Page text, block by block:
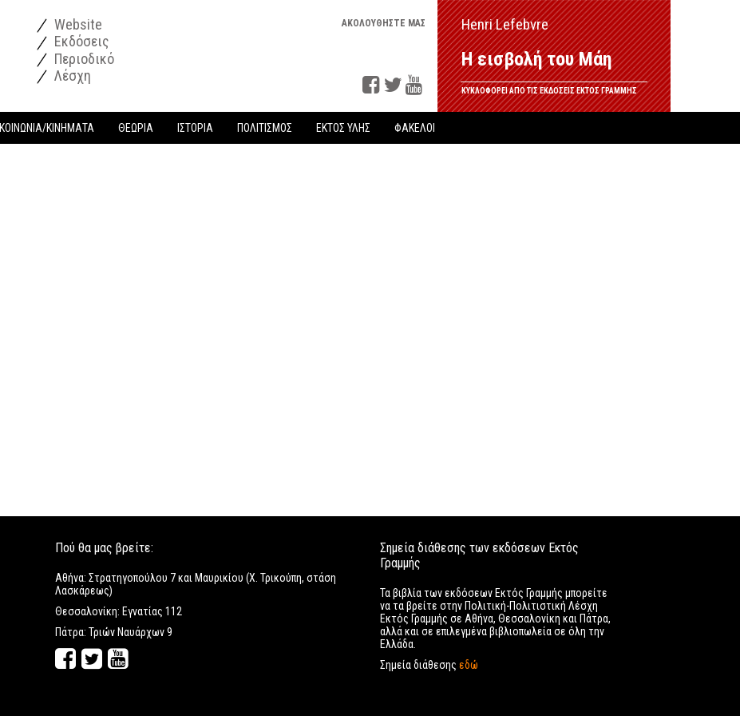
Website
Εκδόσεις
Περιοδικό
Λέσχη
ΑΚΟΛΟΥΘΗΣΤΕ ΜΑΣ Henri Lefebvre
Η εισβολή του Μάη
ΚΥΚΛΟΦΟΡΕΙ ΑΠΟ ΤΙΣ ΕΚΔΟΣΕΙΣ ΕΚΤΟΣ ΓΡΑΜΜΗΣ
ΚΟΙΝΩΝΙΑ/ΚΙΝΗΜΑΤΑ ΘΕΩΡΙΑ ΙΣΤΟΡΙΑ ΠΟΛΙΤΙΣΜΟΣ ΕΚΤΟΣ ΥΛΗΣ ΦΑΚΕΛΟΙ
Πού θα μας βρείτε:
Αθήνα: Στρατηγοπούλου 7 και Μαυρικίου (Χ. Τρικούπη, στάση
Λασκάρεως)
Θεσσαλονίκη: Εγνατίας 112
Πάτρα: Τριών Ναυάρχων 9
Σημεία διάθεσης των εκδόσεων Εκτός
Γραμμής
Τα βιβλία των εκδόσεων Εκτός Γραμμής μπορείτε
να τα βρείτε στην Πολιτική-Πολιτιστική Λέσχη
Εκτός Γραμμής σε Αθήνα, Θεσσαλονίκη και Πάτρα,
αλλά και σε επιλεγμένα βιβλιοπωλεία σε όλη την
Ελλάδα.
Σημεία διάθεσης εδώ